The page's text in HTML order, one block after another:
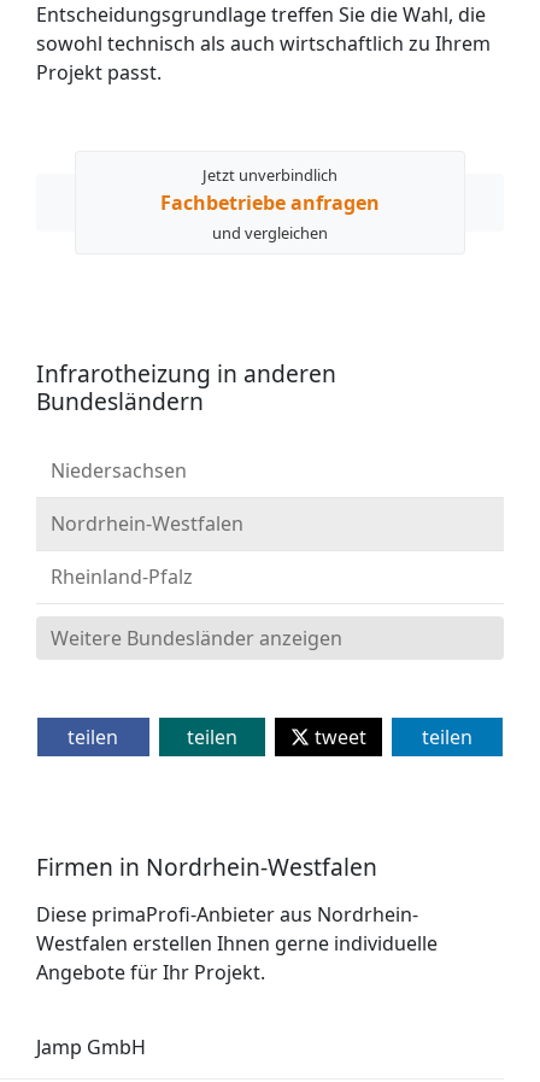
Entscheidungsgrundlage treffen Sie die Wahl, die
sowohl technisch als auch wirtschaftlich zu Ihrem
Projekt passt.
Jetzt unverbindlich
Fachbetriebe anfragen
und vergleichen
Infrarotheizung in anderen
Bundesländern
Niedersachsen
Nordrhein-Westfalen
Rheinland-Pfalz
Weitere Bundesländer anzeigen
teilen teilen tweet teilen
Firmen in Nordrhein-Westfalen
Diese primaProfi-Anbieter aus Nordrhein-
Westfalen erstellen Ihnen gerne individuelle
Angebote für Ihr Projekt.
Jamp GmbH